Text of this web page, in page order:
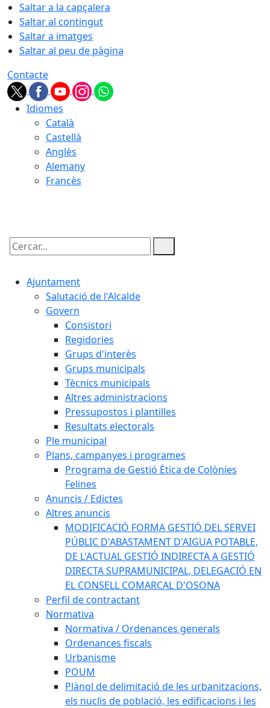
Saltar a la capçalera
Saltar al contingut
Saltar a imatges
Saltar al peu de pàgina
Contacte
Idiomes
Català
Castellà
Anglès
Alemany
Francès
Cercar:
Ajuntament
Salutació de l'Alcalde
Govern
Consistori
Regidories
Grups d'interès
Grups municipals
Tècnics municipals
Altres administracions
Pressupostos i plantilles
Resultats electorals
Ple municipal
Plans, campanyes i programes
Programa de Gestió Ètica de Colònies
Felines
Anuncis / Edictes
Altres anuncis
MODIFICACIÓ FORMA GESTIÓ DEL SERVEI
PÚBLIC D'ABASTAMENT D'AIGUA POTABLE,
DE L'ACTUAL GESTIÓ INDIRECTA A GESTIÓ
DIRECTA SUPRAMUNICIPAL, DELEGACIÓ EN
EL CONSELL COMARCAL D'OSONA
Perfil de contractant
Normativa
Normativa / Ordenances generals
Ordenances fiscals
Urbanisme
POUM
Plànol de delimitació de les urbanitzacions,
els nuclis de població, les edificacions i les